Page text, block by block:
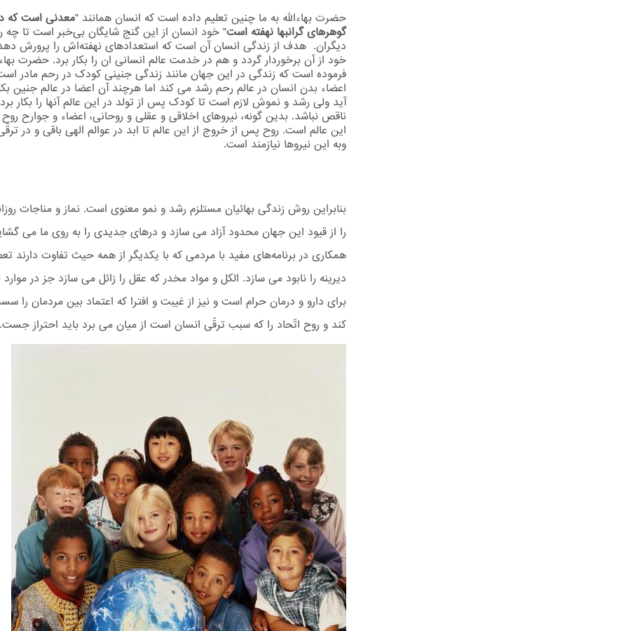
حضرت بهاءاللّه به ما چنین تعلیم داده است که انسان همانند "معدنی است که
گوهرهای گرانبها نهفته است" خود انسان از این گنج شایگان بی‌خبر است تا چه
دیگران. هدف از زندگی انسان آن است که استعدادهای نهفته‌اش را پرورش
خود از آن برخوردار گردد و هم در خدمت عالم انسانی ان را بکار برد. حضرت
فرموده است که زندگی در این جهان مانند زندگی جنینی کودک در رحم مادر
اعضاء بدن انسان در عالم رحم رشد می کند اما هرچند آن اعضا در عالم جنین
آید ولی رشد و نموش لازم است تا کودک پس از تولد در این عالم آنها را بکار
ناقص نباشد. بدین گونه، نیروهای اخلاقی و عقلی و روحانی، اعضاء و جوارح روح
این عالم است. روح پس از خروج از این عالم تا ابد در عوالم الهی باقی و در
وبه اين نيروها نيازمند است.
بنابراین روش زندگی بهائیان مستلزم رشد و نمو معنوی است. نماز و مناجات
را از قیود این جهان محدود آزاد می سازد و درهای جدیدی را به روی ما می
همکاری در برنامه‌های مفید با مردمی که با یکدیگر از همه حیث تفاوت دارند
دیرینه را نابود می سازد. الكل و مواد مخدر که عقل را زائل می سازد جز در موارد
برای دارو و درمان حرام است و نیز از غیبت و افترا که اعتماد بین مردمان را
کند و روح اتّحاد را که سبب ترقّی انسان است از میان می برد باید احتراز جست.